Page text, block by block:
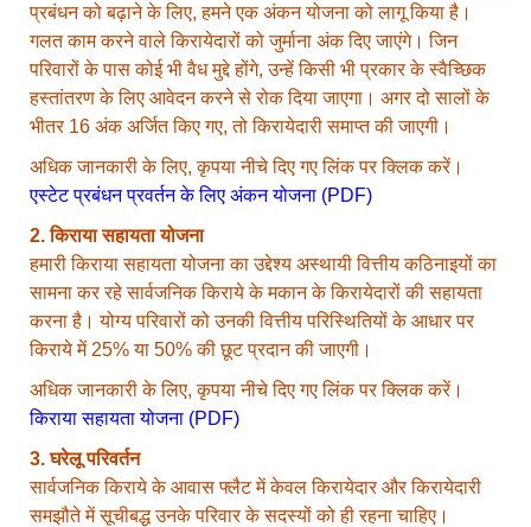
प्रबंधन को बढ़ाने के लिए, हमने एक अंकन योजना को लागू किया है।
गलत काम करने वाले किरायेदारों को जुर्माना अंक दिए जाएंगे। जिन
परिवारों के पास कोई भी वैध मुद्दे होंगे, उन्हें किसी भी प्रकार के स्वैच्छिक
हस्तांतरण के लिए आवेदन करने से रोक दिया जाएगा। अगर दो सालों के
भीतर 16 अंक अर्जित किए गए, तो किरायेदारी समाप्त की जाएगी।
अधिक जानकारी के लिए, कृपया नीचे दिए गए लिंक पर क्लिक करें।
एस्टेट प्रबंधन प्रवर्तन के लिए अंकन योजना (PDF)
2. किराया सहायता योजना
हमारी किराया सहायता योजना का उद्देश्य अस्थायी वित्तीय कठिनाइयों का
सामना कर रहे सार्वजनिक किराये के मकान के किरायेदारों की सहायता
करना है। योग्य परिवारों को उनकी वित्तीय परिस्थितियों के आधार पर
किराये में 25% या 50% की छूट प्रदान की जाएगी।
अधिक जानकारी के लिए, कृपया नीचे दिए गए लिंक पर क्लिक करें।
किराया सहायता योजना (PDF)
3. घरेलू परिवर्तन
सार्वजनिक किराये के आवास फ्लैट में केवल किरायेदार और किरायेदारी
समझौते में सूचीबद्ध उनके परिवार के सदस्यों को ही रहना चाहिए।